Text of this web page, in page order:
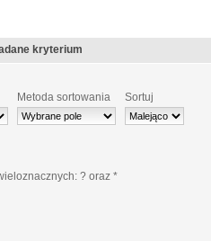
kryterium
Metoda sortowania Sortuj
? oraz *